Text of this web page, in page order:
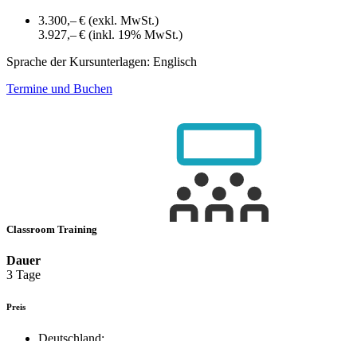
3.300,– € (exkl. MwSt.)
3.927,– € (inkl. 19% MwSt.)
Sprache der Kursunterlagen: Englisch
Termine und Buchen
Classroom Training
Dauer
3 Tage
Preis